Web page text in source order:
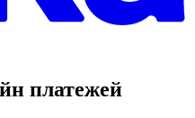
платежей